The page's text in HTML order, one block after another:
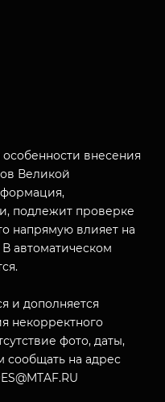
внесения
Великой
подлежит проверке
напрямую влияет на
автоматическом
и дополняется
некорректного
фото, даты,
сообщать на адрес